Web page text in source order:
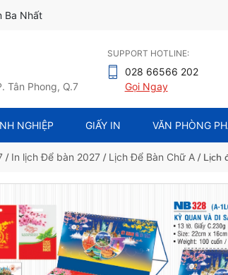
Ba Nhất
Tân Phong, Q.7
SUPPORT HOTLINE:
028 66566 202
Gọi Ngay
NGHIỆP GIẤY IN VĂN PHÒNG
/ In lịch Để bàn 2027 / Lịch Để Bàn Chữ A / Lịch